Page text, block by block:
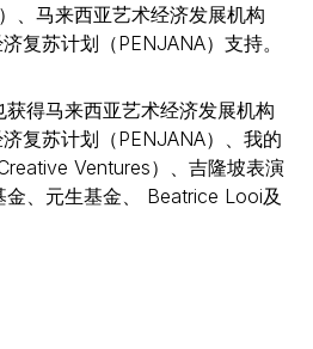
、马来西亚艺术经济发展机构
复苏计划（PENJANA）支持。
获得马来西亚艺术经济发展机构
济复苏计划（PENJANA）、我的
Ventures）、吉隆坡表演
、元生基金、 Beatrice Looi及